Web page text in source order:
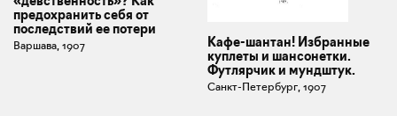
предохранить себя от
последствий ее потери
Варшава, 1907
Кафе-шантан! Избранные
куплеты и шансонетки.
Футлярчик и мундштук.
Санкт-Петербург, 1907